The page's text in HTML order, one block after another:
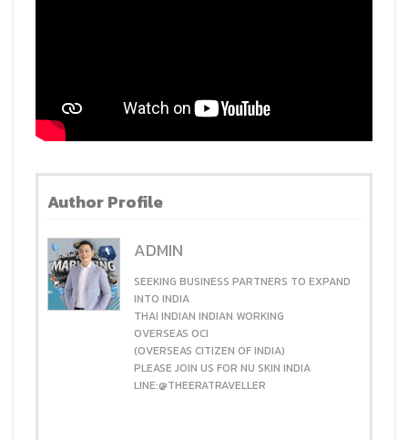
Author Profile
ADMIN
SEEKING BUSINESS PARTNERS TO EXPAND
INTO INDIA
THAI INDIAN INDIAN WORKING
OVERSEAS OCI
(OVERSEAS CITIZEN OF INDIA)
PLEASE JOIN US FOR NU SKIN INDIA
LINE:@THEERATRAVELLER